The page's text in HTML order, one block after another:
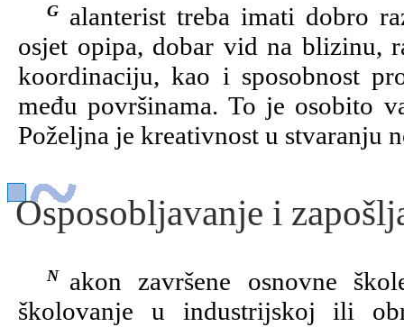
Galanterist treba imati dobro razvijenu ručnu spretnost i spretnost prstiju,
osjet opipa, dobar vid na blizinu,
koordinaciju, kao i sposobnost
među površinama. To je osobito
Poželjna je kreativnost u stvaranju
Osposobljavanje i
Nakon završene osnovne škole galanteristi moraju završiti trogodišnje
školovanje u industrijskoj ili